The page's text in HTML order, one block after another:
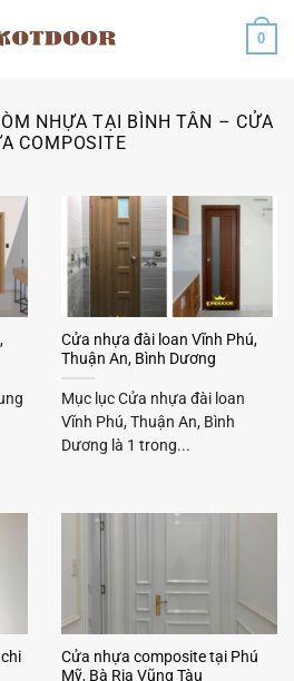
0
NHỰA TẠI BÌNH TÂN – CỬA
COMPOSITE
Cửa nhựa đài loan Vĩnh Phú,
Thuận An, Bình Dương
Mục lục Cửa nhựa đài loan
Vĩnh Phú, Thuận An, Bình
Dương là 1 trong...
Cửa nhựa composite tại Phú
Mỹ, Bà Rịa Vũng Tàu